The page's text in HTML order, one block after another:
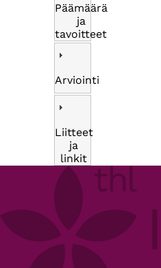
Päämäärä
ja
tavoitteet
Arviointi
Liitteet
ja
linkit